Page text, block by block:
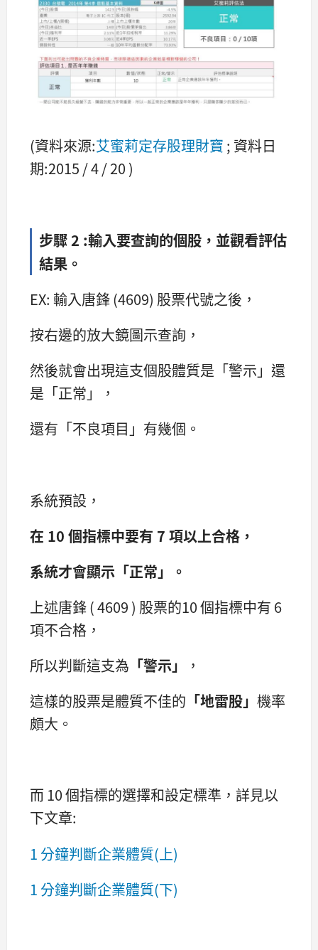
(資料來源:艾蜜莉定存股理財寶 ; 資料日
期:2015 / 4 / 20 )
步驟 2 :輸入要查詢的個股，並觀看評估
結果。
EX: 輸入唐鋒 (4609) 股票代號之後，
按右邊的放大鏡圖示查詢，
然後就會出現這支個股體質是「警示」還
是「正常」，
還有「不良項目」有幾個。
系統預設，
在 10 個指標中要有 7 項以上合格，
系統才會顯示「正常」。
上述唐鋒 ( 4609 ) 股票的10 個指標中有 6
項不合格，
所以判斷這支為 「警示」
，
這樣的股票是體質不佳的 「地雷股」 機率
頗大。
而 10 個指標的選擇和設定標準，詳見以
下文章:
1 分鐘判斷企業體質(上)
1 分鐘判斷企業體質(下)